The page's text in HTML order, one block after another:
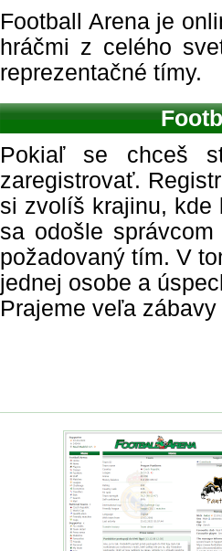
Football Arena je
hráčmi z celého
reprezentačné tímy.
Pokiaľ se chceš
zaregistrovať.
si zvolíš krajinu, kde
sa odošle
požadovaný tím. V
jednej osobe a
Prajeme veľa